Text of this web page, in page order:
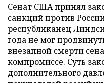
Сенат США принял
санкций против
республиканец
года не мог
внезапной смерти
компромиссе. Суть
дополнительного